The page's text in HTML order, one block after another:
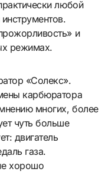
любой
и
режимах.
«Солекс».
карбюратора
многих, более
чуть больше
двигатель
газа.
хорошо